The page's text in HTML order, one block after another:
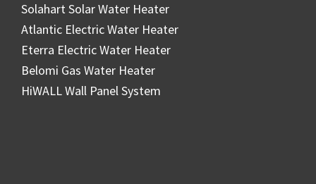
Solahart Solar Water Heater
Atlantic Electric Water Heater
Eterra Electric Water Heater
Belomi Gas Water Heater
HiWALL Wall Panel System